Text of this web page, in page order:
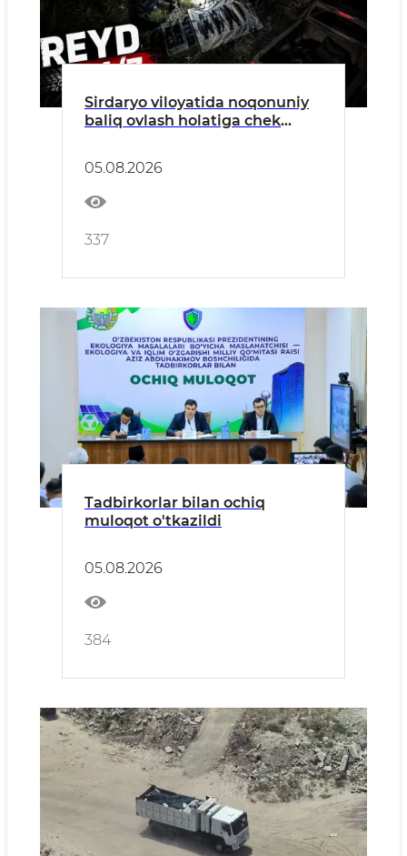
Sirdaryo viloyatida noqonuniy
baliq ovlash holatiga chek
05.08.2026
337
Tadbirkorlar bilan ochiq
muloqot o'tkazildi
05.08.2026
384